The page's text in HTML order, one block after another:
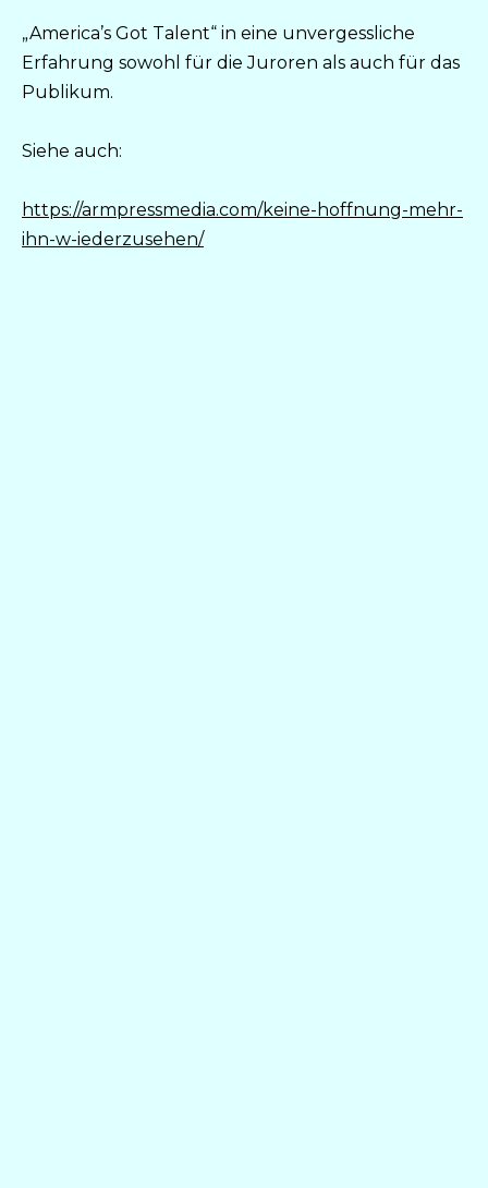
„America’s Got Talent“ in eine unvergessliche
Erfahrung sowohl für die Juroren als auch für das
Publikum.
Siehe auch:
https://armpressmedia.com/keine-hoffnung-mehr-
ihn-w-iederzusehen/